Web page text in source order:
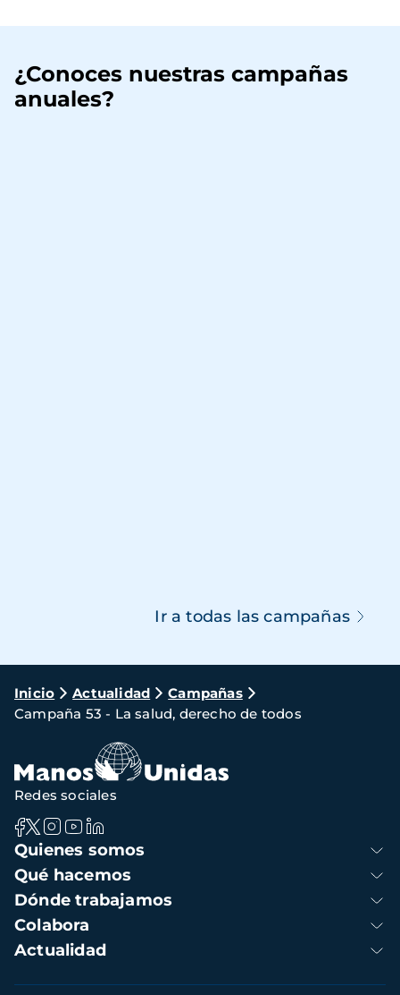
¿Conoces nuestras campañas
anuales?
Ir a todas las campañas
Ruta
de
navegación
Inicio Actualidad
Campañas
Campaña 53 - La salud, derecho de todos
Navegación
principal
Quienes somos
Qué hacemos
Dónde trabajamos
Colabora
Actualidad
Redes sociales